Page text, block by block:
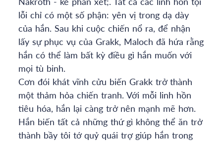
lỗi chỉ có một số phận: yên vị trong dạ dày
của hắn. Sau khi cuộc chiến nổ ra, để nhận
lấy sự phục vụ của Grakk, Maloch đã hứa rằng
hắn có thể làm bất kỳ điều gì hắn muốn với
mọi tù binh.
Cơn đói khát vĩnh cửu biến Grakk trở thành
một thảm hỏa chiến tranh. Với mỗi linh hồn
tiêu hóa, hắn lại càng trở nên mạnh mẽ hơn.
Hắn biến tất cả những thứ gì không thể ăn trở
thành bầy tôi tớ quỷ quái trợ giúp hắn trong